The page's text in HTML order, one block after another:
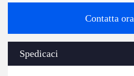
Contatta ora
Spedicaci